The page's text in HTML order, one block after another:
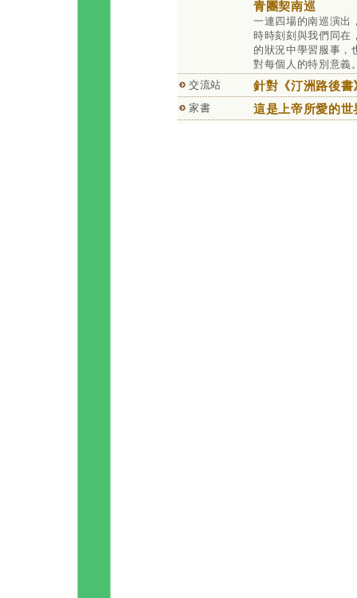
青團契南巡
一連四場的南巡演出
時時刻刻與我們同在
的狀況中學習服事，
對每個人的特別意義
交流站
針對《汀洲路後書
家書 這是上帝所愛的世